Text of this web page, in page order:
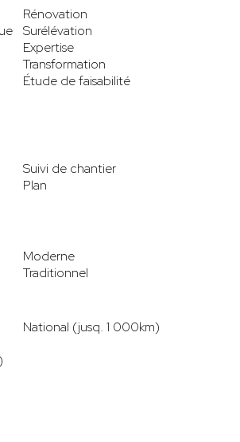
Rénovation
Surélévation
Expertise
Transformation
Étude de faisabilité
Suivi de chantier
Plan
Moderne
Traditionnel
National (jusq. 1 000km)